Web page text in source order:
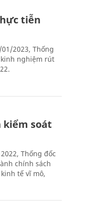
tiễn
2023, Thống
nghiệm rút
kiểm soát
Thống đốc
chính sách
tế vĩ mô,